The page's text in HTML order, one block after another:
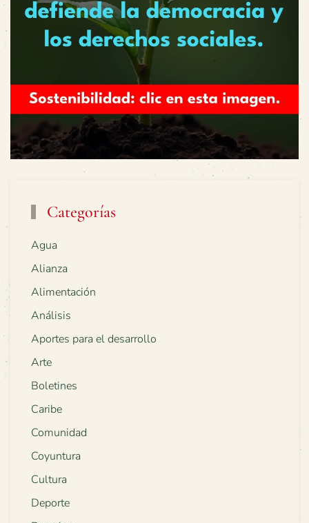
Categorías
Agua
Alianza
Alimentación
Análisis
Aportes para el desarrollo
Arte
Boletines
Caribe
Comunidad
Coyuntura
Cultura
Deporte